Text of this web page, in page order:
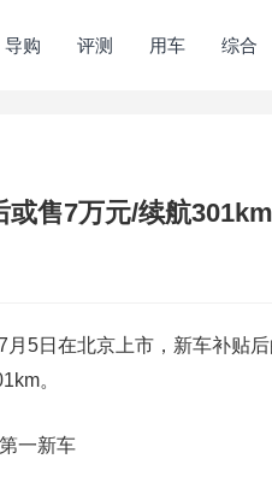
导购 评测 用车 综合
售7万元/续航301km
5日在北京上市，新车补贴
。